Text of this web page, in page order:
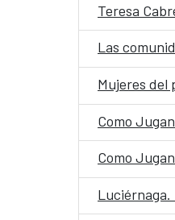
Teresa
Las
Mujeres del
Como
Como